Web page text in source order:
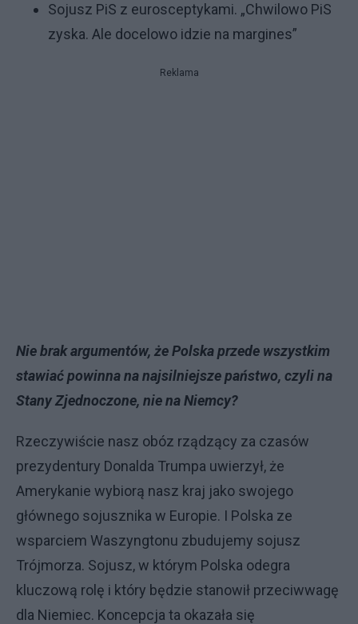
Sojusz PiS z eurosceptykami. „Chwilowo PiS
zyska. Ale docelowo idzie na margines”
Reklama
Nie brak argumentów, że Polska przede wszystkim
stawiać powinna na najsilniejsze państwo, czyli na
Stany Zjednoczone, nie na Niemcy?
Rzeczywiście nasz obóz rządzący za czasów
prezydentury Donalda Trumpa uwierzył, że
Amerykanie wybiorą nasz kraj jako swojego
głównego sojusznika w Europie. I Polska ze
wsparciem Waszyngtonu zbudujemy sojusz
Trójmorza. Sojusz, w którym Polska odegra
kluczową rolę i który będzie stanowił przeciwwagę
dla Niemiec. Koncepcja ta okazała się